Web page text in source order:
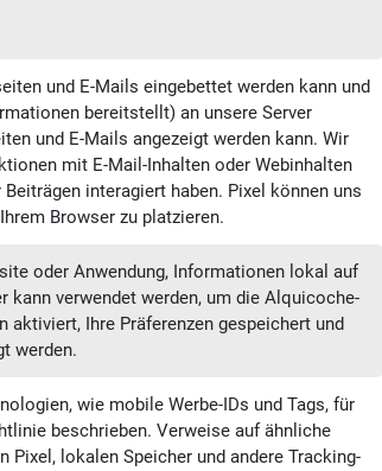
und E-Mails eingebettet werden kann und
bereitstellt) an unsere Server
und E-Mails angezeigt werden kann. Wir
mit E-Mail-Inhalten oder Webinhalten
interagiert haben. Pixel können uns
Browser zu platzieren.
oder Anwendung, Informationen lokal auf
kann verwendet werden, um die Alquicoche-
aktiviert, Ihre Präferenzen gespeichert und
werden.
wie mobile Werbe-IDs und Tags, für
beschrieben. Verweise auf ähnliche
lokalen Speicher und andere Tracking-